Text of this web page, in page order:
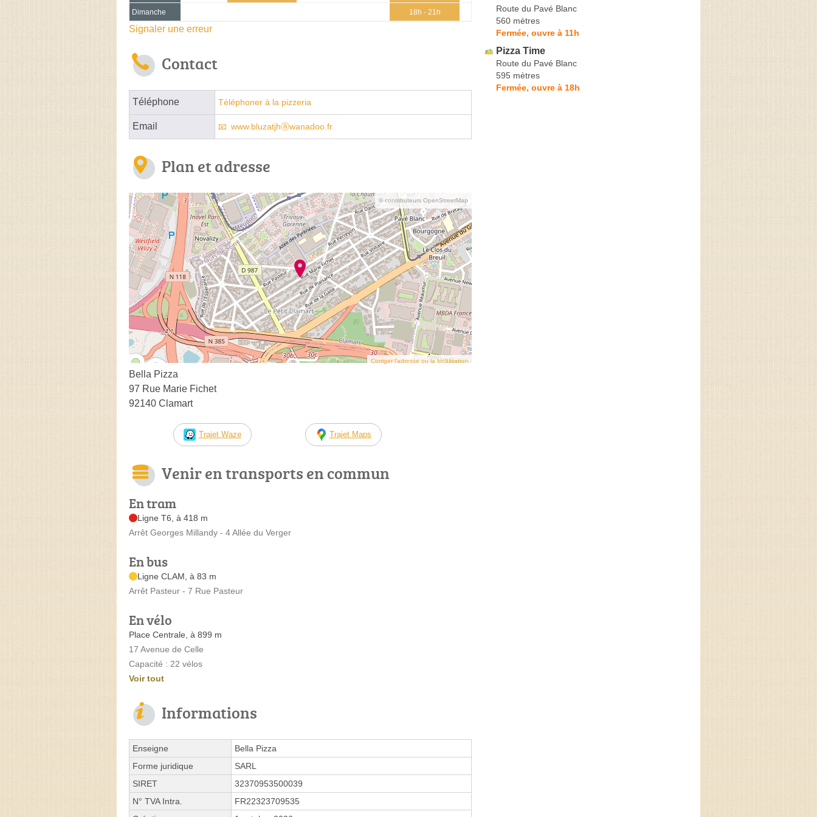
Dimanche 18h - 21h
Signaler une erreur
Contact
Téléphone Téléphoner à la pizzeria
Email www.bluzatjhⓐwanadoo.fr
Plan et adresse
© contributeurs OpenStreetMap
Corriger l’adresse ou la localisation
Bella Pizza
97 Rue Marie Fichet
92140 Clamart
Trajet Waze Trajet Maps
Venir en transports en commun
En tram
Ligne T6, à 418 m
Arrêt Georges Millandy - 4 Allée du Verger
En bus
Ligne CLAM, à 83 m
Arrêt Pasteur - 7 Rue Pasteur
En vélo
Place Centrale, à 899 m
17 Avenue de Celle
Capacité : 22 vélos
Voir tout
Informations
Enseigne
Bella Pizza
Forme juridique
SARL
SIRET
32370953500039
N° TVA Intra.
FR22323709535
Route du Pavé Blanc
560 mètres
Fermée, ouvre à 11h
Pizza Time
Route du Pavé Blanc
595 mètres
Fermée, ouvre à 18h